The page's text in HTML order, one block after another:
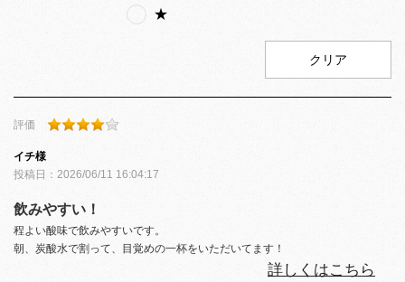
★
クリア
評価
イチ様
投稿日： 2026/06/11 16:04:17
飲みやすい！
程よい酸味で飲みやすいです。
朝、炭酸水で割って、目覚めの一杯をいただいてます！
詳しくはこちら